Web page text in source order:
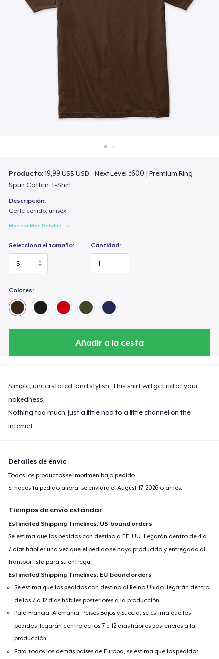
Producto:19,99 US$ USD - Next Level 3600 | Premium Ring-
Spun Cotton T-Shirt
Descripción:
Corte ceñido, unisex
Mostrar Más Detalles
Selecciona el tamaño: Cantidad:
Colores:
Añadir a la cesta
Simple, understated, and stylish. This shirt will get rid of your
nakedness.
Nothing too much, just a little nod to a little channel on the
internet.
Detalles de envío
Todos los productos se imprimen bajo pedido.
Si haces tu pedido ahora, se enviará elAugust 17, 2026 o antes.
Tiempos de envío estándar
Estimated Shipping Timelines: US-bound orders
Se estima que los pedidos con destino a EE. UU. llegarán dentro de 4 a
7 días hábiles una vez que el pedido se haya producido y entregado al
transportista para su entrega.
Estimated Shipping Timelines: EU-bound orders
Se estima que los pedidos con destino al Reino Unido llegarán dentro
de los 7 a 12 días hábiles posteriores a la producción.
Para Francia, Alemania, Países Bajos y Suecia, se estima que los
pedidos llegarán dentro de los 7 a 12 días hábiles posteriores a la
producción.
Para todos los demás países de Europa, se estima que los pedidos